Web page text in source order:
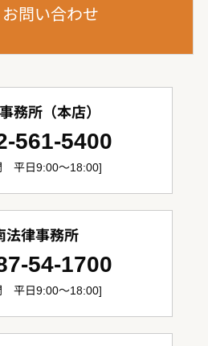
お問い合わせ
務所（本店）
561-5400
平日9:00～18:00]
法律事務所
54-1700
平日9:00～18:00]